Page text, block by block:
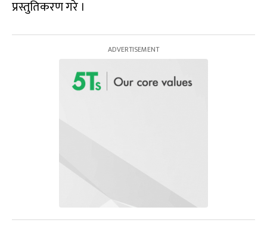
प्रस्तुतिकरण गरे ।